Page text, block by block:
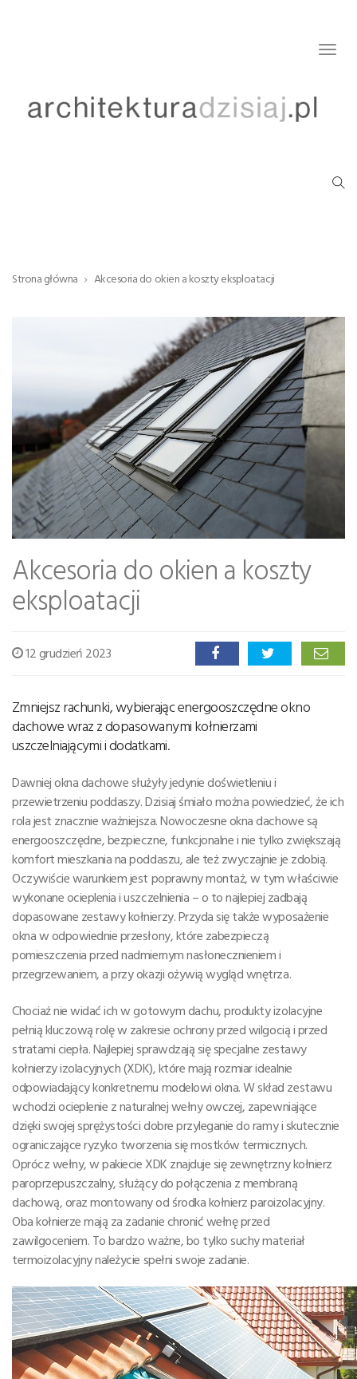
Strona główna Akcesoria do okien a koszty eksploatacji
Akcesoria do okien a koszty
eksploatacji
12 grudzień 2023
Zmniejsz rachunki, wybierając energooszczędne okno
dachowe wraz z dopasowanymi kołnierzami
uszczelniającymi i dodatkami.
Dawniej okna dachowe służyły jedynie doświetleniu i
przewietrzeniu poddaszy. Dzisiaj śmiało można powiedzieć, że ich
rola jest znacznie ważniejsza. Nowoczesne okna dachowe są
energooszczędne, bezpieczne, funkcjonalne i nie tylko zwiększają
komfort mieszkania na poddaszu, ale też zwyczajnie je zdobią.
Oczywiście warunkiem jest poprawny montaż, w tym właściwie
wykonane ocieplenia i uszczelnienia – o to najlepiej zadbają
dopasowane zestawy kołnierzy. Przyda się także wyposażenie
okna w odpowiednie przesłony, które zabezpieczą
pomieszczenia przed nadmiernym nasłonecznieniem i
przegrzewaniem, a przy okazji ożywią wygląd wnętrza.
Chociaż nie widać ich w gotowym dachu, produkty izolacyjne
pełnią kluczową rolę w zakresie ochrony przed wilgocią i przed
stratami ciepła. Najlepiej sprawdzają się specjalne zestawy
kołnierzy izolacyjnych (XDK), które mają rozmiar idealnie
odpowiadający konkretnemu modelowi okna. W skład zestawu
wchodzi ocieplenie z naturalnej wełny owczej, zapewniające
dzięki swojej sprężystości dobre przyleganie do ramy i skutecznie
ograniczające ryzyko tworzenia się mostków termicznych.
Oprócz wełny, w pakiecie XDK znajduje się zewnętrzny kołnierz
paroprzepuszczalny, służący do połączenia z membraną
dachową, oraz montowany od środka kołnierz paroizolacyjny.
Oba kołnierze mają za zadanie chronić wełnę przed
zawilgoceniem. To bardzo ważne, bo tylko suchy materiał
termoizolacyjny należycie spełni swoje zadanie.